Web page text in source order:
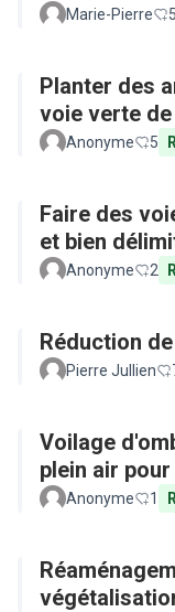
Marie-Pierre 5
Planter des
voie verte
Anonyme 5
Faire des
et bien
Anonyme 2
Réduction
Pierre Jullien
Voilage
plein air
Anonyme 1